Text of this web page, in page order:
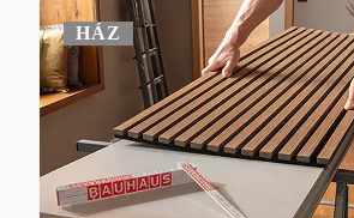
HÁZ